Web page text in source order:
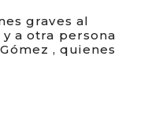
graves al
a otra persona
, quienes